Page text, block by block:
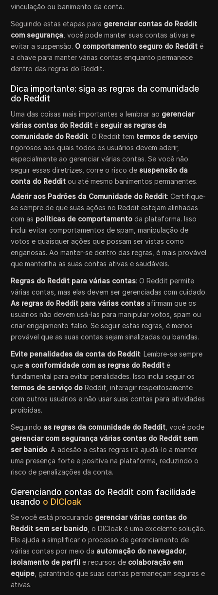
vinculação ou banimento da conta.
Seguindo estas etapas para gerenciar contas do Reddit
com segurança , você pode manter suas contas ativas e
evitar a suspensão. O comportamento seguro do Reddit é
a chave para manter várias contas enquanto permanece
dentro das regras do Reddit.
Dica importante: siga as regras da comunidade
do Reddit
Uma das coisas mais importantes a lembrar ao gerenciar
várias contas do Reddit é seguir as regras da
comunidade do Reddit. O Reddit tem termos de serviço
rigorosos aos quais todos os usuários devem aderir,
especialmente ao gerenciar várias contas. Se você não
seguir essas diretrizes, corre o risco de suspensão da
conta do Reddit ou até mesmo banimentos permanentes.
Aderir aos Padrões da Comunidade do Reddit: Certifique-
se sempre de que suas ações no Reddit estejam alinhadas
com as políticas de comportamento da plataforma. Isso
inclui evitar comportamentos de spam, manipulação de
votos e quaisquer ações que possam ser vistas como
enganosas. Ao manter-se dentro das regras, é mais provável
que mantenha as suas contas ativas e saudáveis.
Regras do Reddit para várias contas: O Reddit permite
várias contas, mas elas devem ser gerenciadas com cuidado.
As regras do Reddit para várias contas afirmam que os
usuários não devem usá-las para manipular votos, spam ou
criar engajamento falso. Se seguir estas regras, é menos
provável que as suas contas sejam sinalizadas ou banidas.
Evite penalidades da conta do Reddit: Lembre-se sempre
que a conformidade com as regras do Reddit é
fundamental para evitar penalidades. Isso inclui seguir os
termos de serviço do Reddit, interagir respeitosamente
com outros usuários e não usar suas contas para atividades
proibidas.
Seguindo as regras da comunidade do Reddit , você pode
gerenciar com segurança várias contas do Reddit sem
ser banido. A adesão a estas regras irá ajudá-lo a manter
uma presença forte e positiva na plataforma, reduzindo o
risco de penalizações da conta.
Gerenciando contas do Reddit com facilidade
usando o DICloak
Se você está procurando gerenciar várias contas do
Reddit sem ser banido , o DICloak é uma excelente solução.
Ele ajuda a simplificar o processo de gerenciamento de
várias contas por meio da automação do navegador,
isolamento de perfil e recursos de colaboração em
equipe , garantindo que suas contas permaneçam seguras e
ativas.